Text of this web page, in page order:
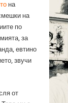
на
на
по
за
евтино
звучи
от